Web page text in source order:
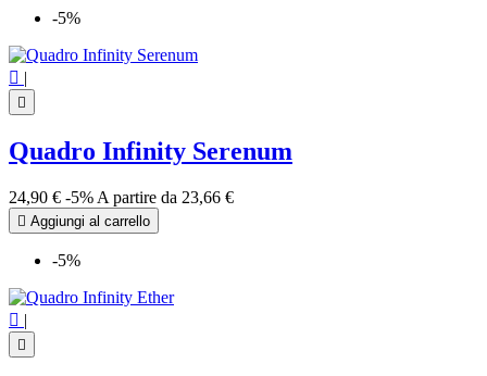
-5%
 |

Quadro Infinity Serenum
24,90 € -5% A partire da 23,66 €
 Aggiungi al carrello
-5%
 |
